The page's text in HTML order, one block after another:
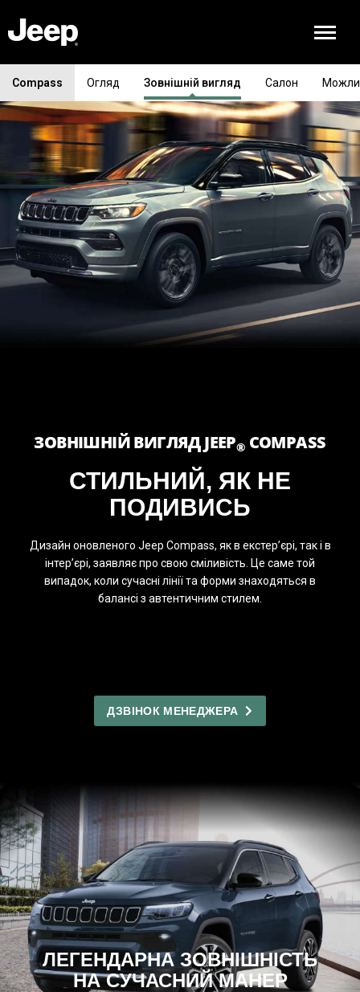
Compass Огляд Зовнішній вигляд Салон
ЗОВНІШНІЙ ВИГЛЯД JEEP® COMPASS
СТИЛЬНИЙ, ЯК НЕ
ПОДИВИСЬ
Дизайн оновленого Jeep Compass, як в екстер’єрі, так і в
інтер’єрі, заявляє про свою сміливість. Це саме той
випадок, коли сучасні лінії та форми знаходяться в
балансі з автентичним стилем.
ДЗВІНОК МЕНЕДЖЕРА
ЛЕГЕНДАРНА ЗОВНІШНІСТЬ
НА СУЧАСНИЙ МАНЕР